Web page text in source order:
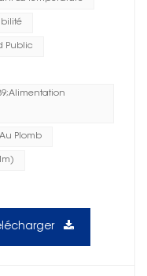
Public
Plomb